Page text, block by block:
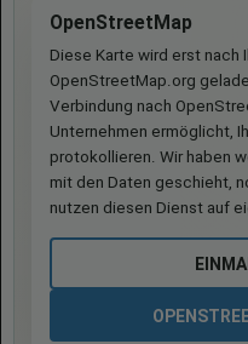
OpenStreetMap
Diese Karte wird erst nach
OpenStreetMap.org
Verbindung nach
Unternehmen ermöglicht,
protokollieren. Wir haben
mit den Daten geschieht,
nutzen diesen Dienst auf